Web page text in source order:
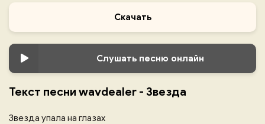
Скачать
Слушать песню онлайн
Текст песни wavdealer - Звезда
Звезда упала на глазах